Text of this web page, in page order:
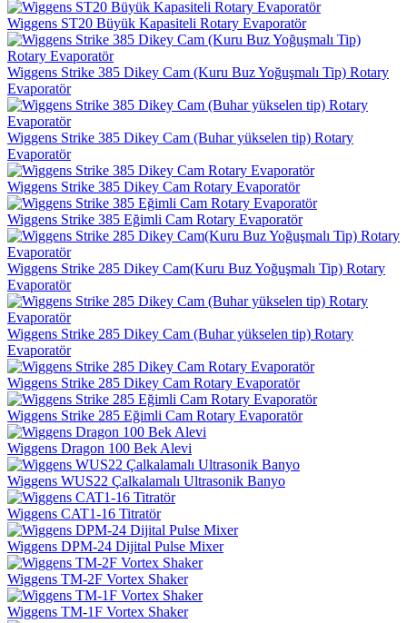
Wiggens ST20 Büyük Kapasiteli Rotary Evaporatör
Wiggens Strike 385 Dikey Cam (Kuru Buz Yoğuşmalı Tip) Rotary
Evaporatör
Wiggens Strike 385 Dikey Cam (Buhar yükselen tip) Rotary
Evaporatör
Wiggens Strike 385 Dikey Cam Rotary Evaporatör
Wiggens Strike 385 Eğimli Cam Rotary Evaporatör
Wiggens Strike 285 Dikey Cam(Kuru Buz Yoğuşmalı Tip) Rotary
Evaporatör
Wiggens Strike 285 Dikey Cam (Buhar yükselen tip) Rotary
Evaporatör
Wiggens Strike 285 Dikey Cam Rotary Evaporatör
Wiggens Strike 285 Eğimli Cam Rotary Evaporatör
Wiggens Dragon 100 Bek Alevi
Wiggens WUS22 Çalkalamalı Ultrasonik Banyo
Wiggens CAT1-16 Titratör
Wiggens DPM-24 Dijital Pulse Mixer
Wiggens TM-2F Vortex Shaker
Wiggens TM-1F Vortex Shaker